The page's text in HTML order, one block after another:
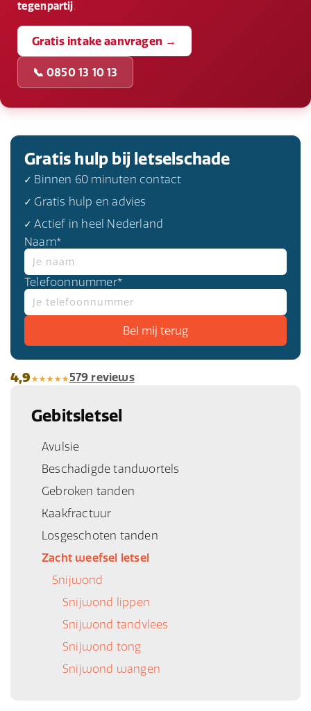
tegenpartij
Gratis intake aanvragen →
📞 0850 13 10 13
Gratis hulp bij letselschade
✓ Binnen 60 minuten contact
✓ Gratis hulp en advies
✓ Actief in heel Nederland
Naam*
Telefoonnummer*
4,9 579 reviews
Gebitsletsel
Avulsie
Beschadigde tandwortels
Gebroken tanden
Kaakfractuur
Losgeschoten tanden
Zacht weefsel letsel
Snijwond
Snijwond lippen
Snijwond tandvlees
Snijwond tong
Snijwond wangen